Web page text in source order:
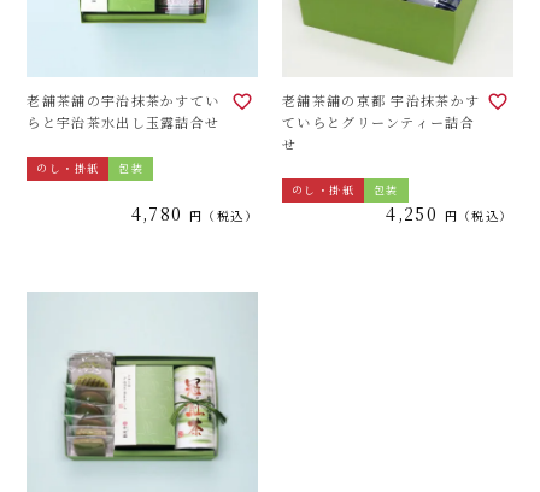
老舗茶舗の宇治抹茶かすてい
らと宇治茶水出し玉露詰合せ
のし・掛紙 包装
4,780 税込
老舗茶舗の京都 宇治抹茶かす
ていらとグリーンティー詰合
せ
のし・掛紙 包装
4,250 税込